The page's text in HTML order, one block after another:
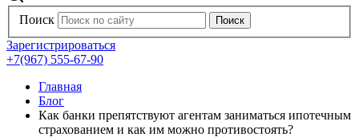
Поиск
Зарегистрироваться
+7(967) 555-67-90
Главная
Блог
Как банки препятствуют агентам заниматься ипотечным
страхованием и как им можно противостоять?